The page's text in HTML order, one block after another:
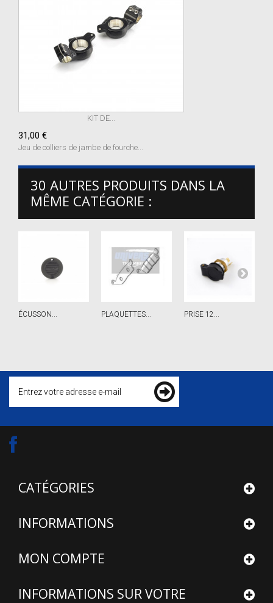
KIT DE...
31,00 €
Jeu de colliers de jambe de fourche...
30 AUTRES PRODUITS DANS LA
MÊME CATÉGORIE :
ÉCUSSON... PLAQUETTES... PRISE 12...
CATÉGORIES
INFORMATIONS
MON COMPTE
INFORMATIONS SUR VOTRE